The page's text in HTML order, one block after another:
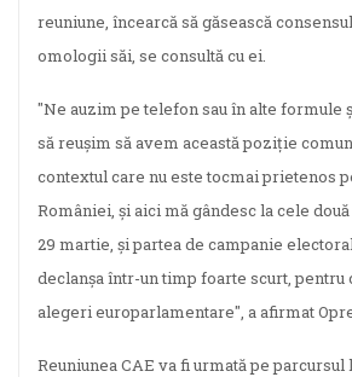
reuniune, încearcă să găsească
omologii săi, se consultă cu ei.
"Ne auzim pe telefon sau în alte formule
să reuşim să avem această poziţie
contextul care nu este tocmai prietenos
României, şi aici mă gândesc la cele
29 martie, şi partea de campanie
declanşa într-un timp foarte scurt, pentru
alegeri europarlamentare", a afirmat
Reuniunea CAE va fi urmată pe